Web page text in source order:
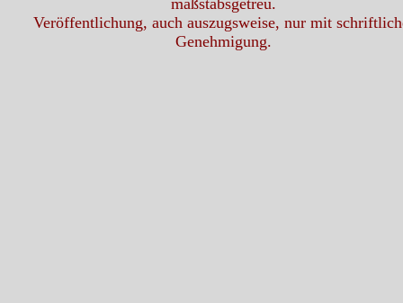
Veröffentlichung, auch auszugsweise, nur mit
Genehmigung.